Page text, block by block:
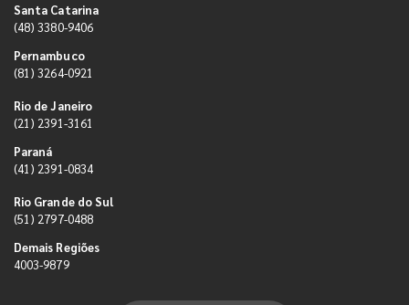
Santa Catarina
(48) 3380-9406
Pernambuco
(81) 3264-0921
Rio de Janeiro
(21) 2391-3161
Paraná
(41) 2391-0834
Rio Grande do Sul
(51) 2797-0488
Demais Regiões
4003-9879